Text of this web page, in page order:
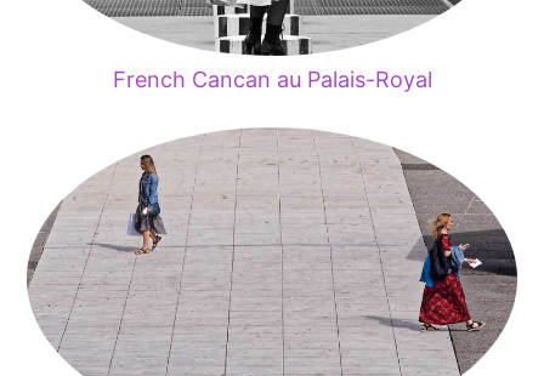
French Cancan au Palais-Royal